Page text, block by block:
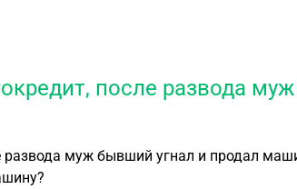
после развода
муж бывший угнал и продал